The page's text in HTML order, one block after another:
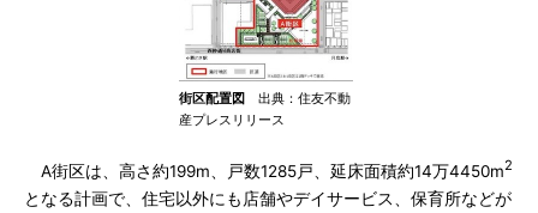
街区配置図
出典：住友不動
産プレスリリース
A街区は、高さ約199m、戸数1285戸、延床面積約14万4450m2
となる計画で、住宅以外にも店舗やデイサービス、保育所などが